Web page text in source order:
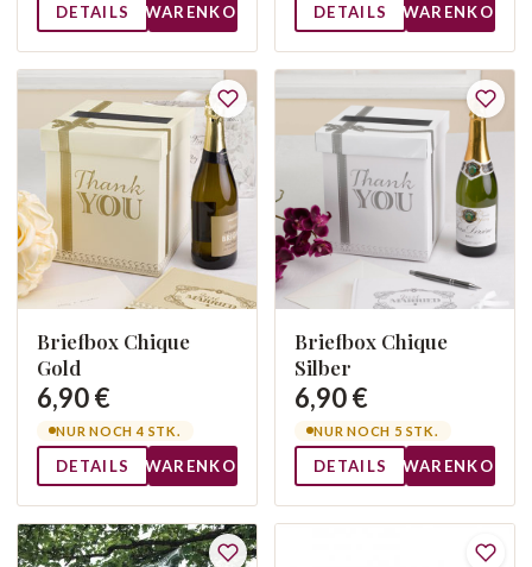
DETAILS WARENKORB DETAILS WARENKORB
Briefbox Chique
Gold
6,90 €
NUR NOCH 4 STK.
DETAILS WARENKORB
Briefbox Chique
Silber
6,90 €
NUR NOCH 5 STK.
DETAILS WARENKORB